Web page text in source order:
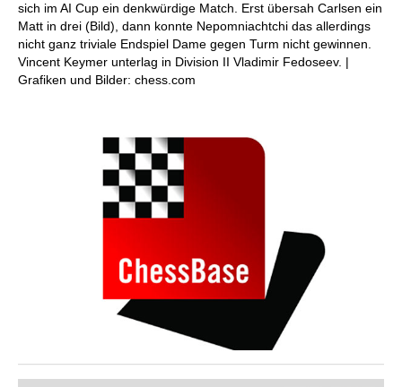
sich im AI Cup ein denkwürdige Match. Erst übersah Carlsen ein
Matt in drei (Bild), dann konnte Nepomniachtchi das allerdings
nicht ganz triviale Endspiel Dame gegen Turm nicht gewinnen.
Vincent Keymer unterlag in Division II Vladimir Fedoseev. |
Grafiken und Bilder: chess.com